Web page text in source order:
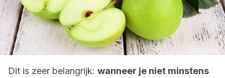
Dit is zeer belangrijk: wanneer je niet minstens